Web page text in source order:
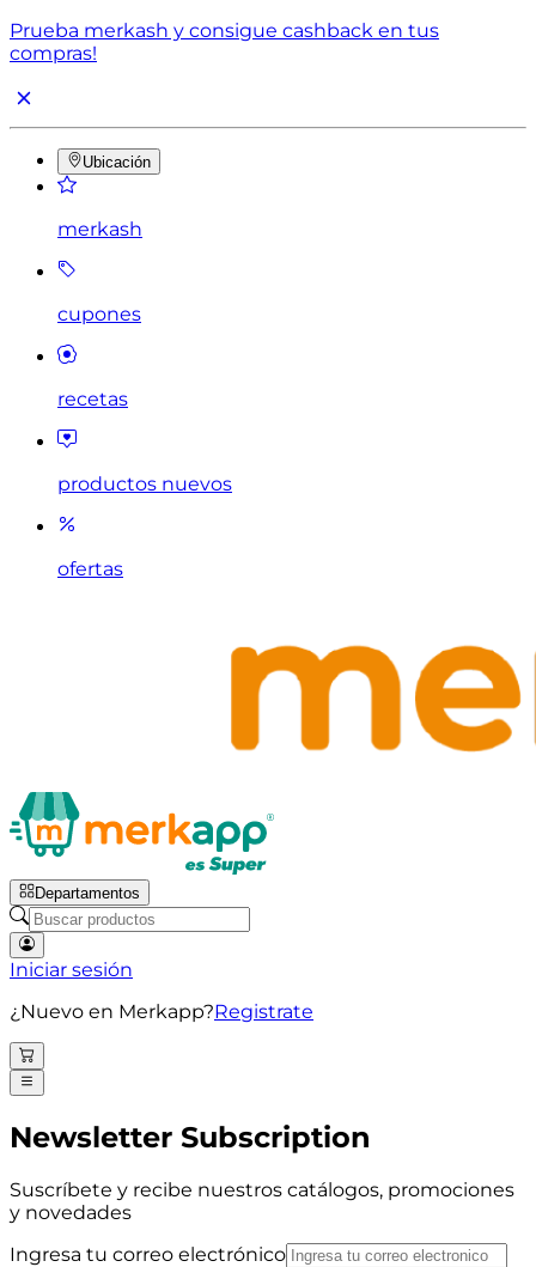
Prueba merkash y consigue cashback en tus
compras!
Ubicación
merkash
cupones
recetas
productos nuevos
ofertas
Departamentos
Iniciar sesión
¿Nuevo en Merkapp?Registrate
Newsletter Subscription
Suscríbete y recibe nuestros catálogos, promociones
y novedades
Ingresa tu correo electrónico